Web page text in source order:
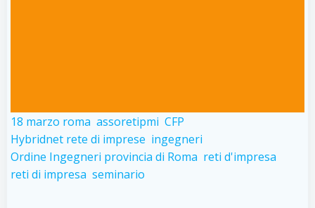
18 marzo roma assoretipmi CFP
Hybridnet rete di imprese ingegneri
Ordine Ingegneri provincia di Roma reti d'impresa
reti di impresa seminario